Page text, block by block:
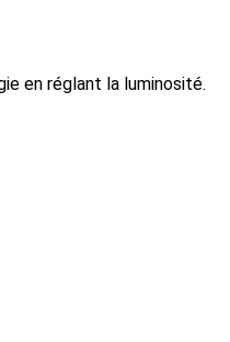
en réglant la luminosité.